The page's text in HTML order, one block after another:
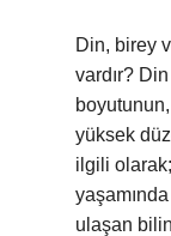
Din, birey
vardır?
yüksek
ilgili
ulaşan